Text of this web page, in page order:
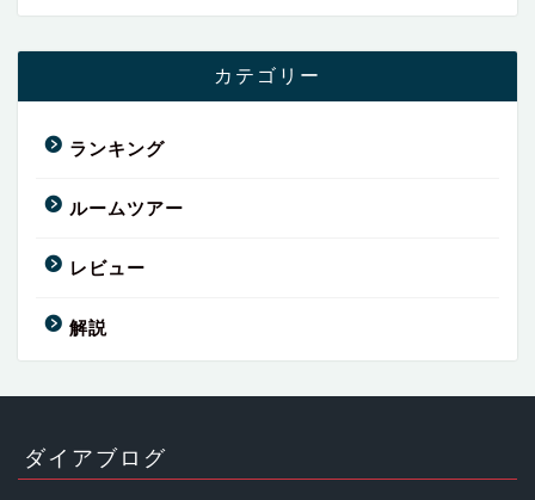
カテゴリー
ランキング
ルームツアー
レビュー
解説
ダイアブログ